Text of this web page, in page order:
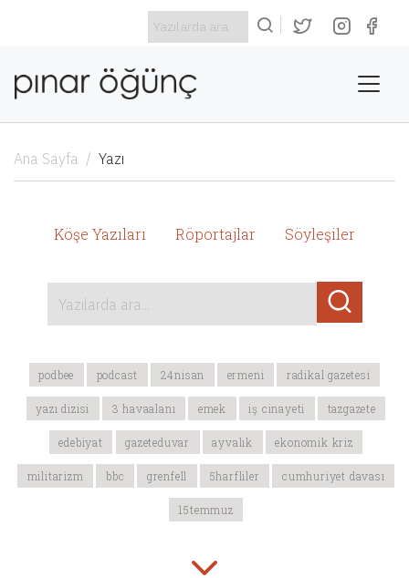
Ana Sayfa Yazı
Köşe Yazıları Röportajlar Söyleşiler
Yazılarda ara...
podbee podcast 24nisan ermeni radikal gazetesi
yazı dizisi 3 havaalanı emek iş cinayeti tazgazete
edebiyat gazeteduvar ayvalık ekonomik kriz
militarizm bbc grenfell 5harfliler cumhuriyet davası
15temmuz